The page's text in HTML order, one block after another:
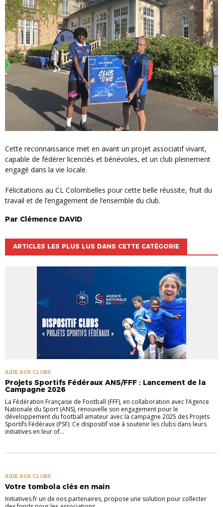
Cette reconnaissance met en avant un projet associatif vivant,
capable de fédérer licenciés et bénévoles, et un club pleinement
engagé dans la vie locale.
Félicitations au CL Colombelles pour cette belle réussite, fruit du
travail et de l’engagement de l’ensemble du club.
Par Clémence DAVID
ARTICLES LES PLUS LUS DANS CETTE CATÉGORIE
AIDE AUX CLUBS
Projets Sportifs Fédéraux ANS/FFF : Lancement de la
Campagne 2026
La Fédération Française de Football (FFF), en collaboration avec l’Agence
Nationale du Sport (ANS), renouvelle son engagement pour le
développement du football amateur avec la campagne 2025 des Projets
Sportifs Fédéraux (PSF). Ce dispositif vise à soutenir les clubs dans leurs
initiatives en leur of...
AIDE AUX CLUBS
Votre tombola clés en main
Initiatives.fr un de nos partenaires, propose une solution pour collecter